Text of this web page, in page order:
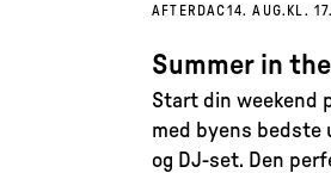
AFTERDAC14. AUG. KL.
Summer in
Start din weekend
med byens bedste
og DJ-set. Den